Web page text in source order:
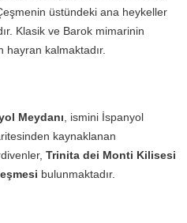
üstündeki ana heykeller
Klasik ve Barok mimarinin
hayran kalmaktadır.
Meydanı , ismini İspanyol
kaynaklanan
Trinita dei Monti Kilisesi
bulunmaktadır.